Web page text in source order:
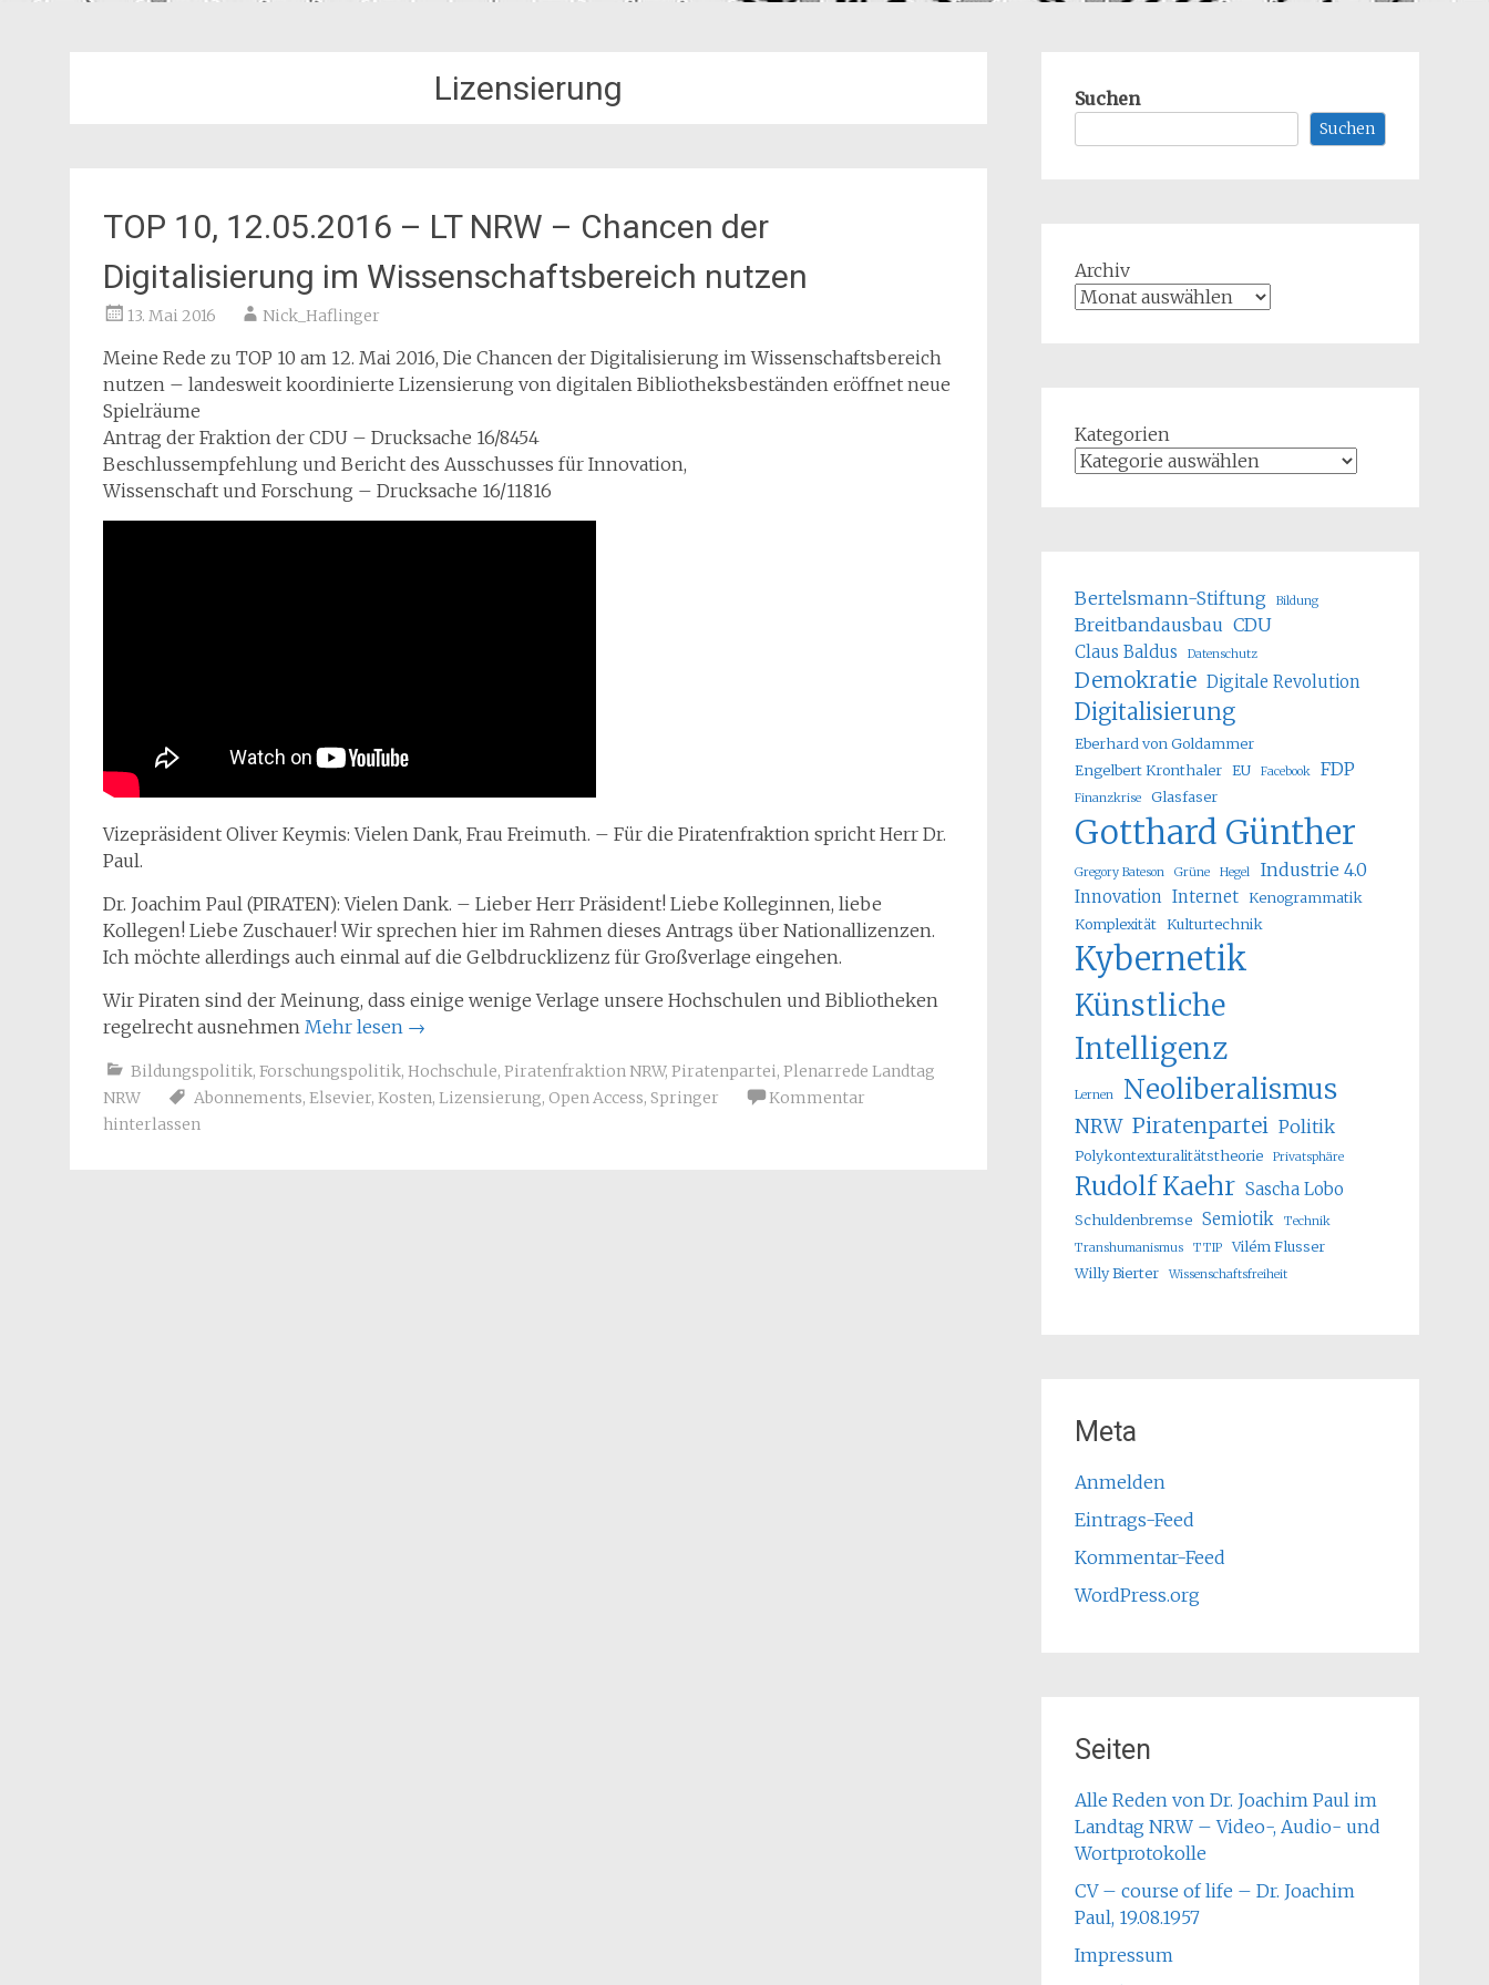
Lizensierung
TOP 10, 12.05.2016 – LT NRW – Chancen der
Digitalisierung im Wissenschaftsbereich nutzen
13. Mai 2016 Nick_Haflinger
Meine Rede zu TOP 10 am 12. Mai 2016, Die Chancen der Digitalisierung im Wissenschaftsbereich
nutzen – landesweit koordinierte Lizensierung von digitalen Bibliotheksbeständen eröffnet neue
Spielräume
Antrag der Fraktion der CDU – Drucksache 16/8454
Beschlussempfehlung und Bericht des Ausschusses für Innovation,
Wissenschaft und Forschung – Drucksache 16/11816
Vizepräsident Oliver Keymis: Vielen Dank, Frau Freimuth. – Für die Piratenfraktion spricht Herr Dr.
Paul.
Dr. Joachim Paul (PIRATEN): Vielen Dank. – Lieber Herr Präsident! Liebe Kolleginnen, liebe
Kollegen! Liebe Zuschauer! Wir sprechen hier im Rahmen dieses Antrags über Nationallizenzen.
Ich möchte allerdings auch einmal auf die Gelbdrucklizenz für Großverlage eingehen.
Wir Piraten sind der Meinung, dass einige wenige Verlage unsere Hochschulen und Bibliotheken
regelrecht ausnehmen Mehr lesen →
Bildungspolitik, Forschungspolitik, Hochschule, Piratenfraktion NRW, Piratenpartei, Plenarrede Landtag
NRW
Abonnements, Elsevier, Kosten, Lizensierung, Open Access, Springer
Kommentar
hinterlassen
Suchen
Suchen
Archiv
Kategorien
Bertelsmann-Stiftung Bildung
Breitbandausbau CDU
Claus Baldus Datenschutz
Demokratie Digitale Revolution
Digitalisierung
Eberhard von Goldammer
Engelbert Kronthaler EU Facebook FDP
Finanzkrise Glasfaser
Gotthard Günther
Gregory Bateson Grüne Hegel Industrie 4.0
Innovation Internet Kenogrammatik
Komplexität Kulturtechnik
Kybernetik
Künstliche
Intelligenz
Lernen Neoliberalismus
NRW Piratenpartei Politik
Polykontexturalitätstheorie Privatsphäre
Rudolf Kaehr Sascha Lobo
Schuldenbremse Semiotik
Technik
Transhumanismus
TTIP
Vilém Flusser
Willy Bierter
Wissenschaftsfreiheit
Meta
Anmelden
Eintrags-Feed
Kommentar-Feed
WordPress.org
Seiten
Alle Reden von Dr. Joachim Paul im
Landtag NRW – Video-, Audio- und
Wortprotokolle
CV – course of life – Dr. Joachim
Paul, 19.08.1957
Impressum